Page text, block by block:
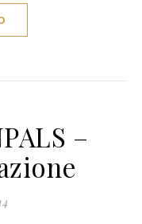
–